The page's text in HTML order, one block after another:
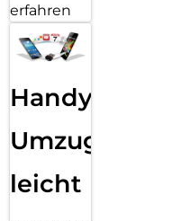
erfahren
Handy
Umzug
leicht